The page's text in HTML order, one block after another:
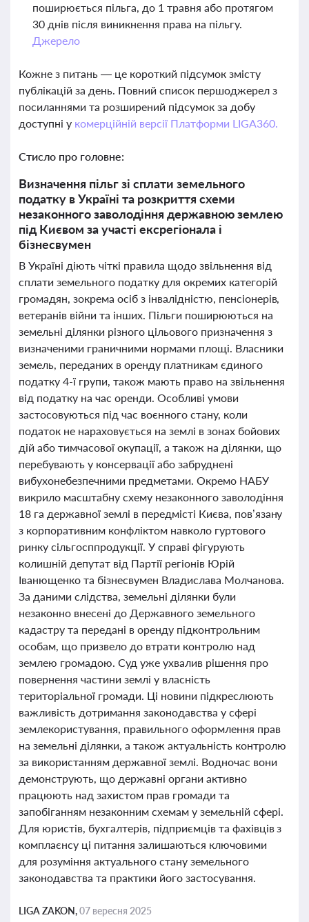
поширюється пільга, до 1 травня або протягом
30 днів після виникнення права на пільгу.
Джерело
Кожне з питань — це короткий підсумок змісту
публікацій за день. Повний список першоджерел з
посиланнями та розширений підсумок за добу
доступні у комерційній версії Платформи LIGA360.
Стисло про головне:
Визначення пільг зі сплати земельного
податку в Україні та розкриття схеми
незаконного заволодіння державною землею
під Києвом за участі ексрегіонала і
бізнесвумен
В Україні діють чіткі правила щодо звільнення від
сплати земельного податку для окремих категорій
громадян, зокрема осіб з інвалідністю, пенсіонерів,
ветеранів війни та інших. Пільги поширюються на
земельні ділянки різного цільового призначення з
визначеними граничними нормами площі. Власники
земель, переданих в оренду платникам єдиного
податку 4-ї групи, також мають право на звільнення
від податку на час оренди. Особливі умови
застосовуються під час воєнного стану, коли
податок не нараховується на землі в зонах бойових
дій або тимчасової окупації, а також на ділянки, що
перебувають у консервації або забруднені
вибухонебезпечними предметами. Окремо НАБУ
викрило масштабну схему незаконного заволодіння
18 га державної землі в передмісті Києва, пов’язану
з корпоративним конфліктом навколо гуртового
ринку сільгосппродукції. У справі фігурують
колишній депутат від Партії регіонів Юрій
Іванющенко та бізнесвумен Владислава Молчанова.
За даними слідства, земельні ділянки були
незаконно внесені до Державного земельного
кадастру та передані в оренду підконтрольним
особам, що призвело до втрати контролю над
землею громадою. Суд уже ухвалив рішення про
повернення частини землі у власність
територіальної громади. Ці новини підкреслюють
важливість дотримання законодавства у сфері
землекористування, правильного оформлення прав
на земельні ділянки, а також актуальність контролю
за використанням державної землі. Водночас вони
демонструють, що державні органи активно
працюють над захистом прав громади та
запобіганням незаконним схемам у земельній сфері.
Для юристів, бухгалтерів, підприємців та фахівців з
комплаєнсу ці питання залишаються ключовими
для розуміння актуального стану земельного
законодавства та практики його застосування.
LIGA ZAKON,07 вересня 2025